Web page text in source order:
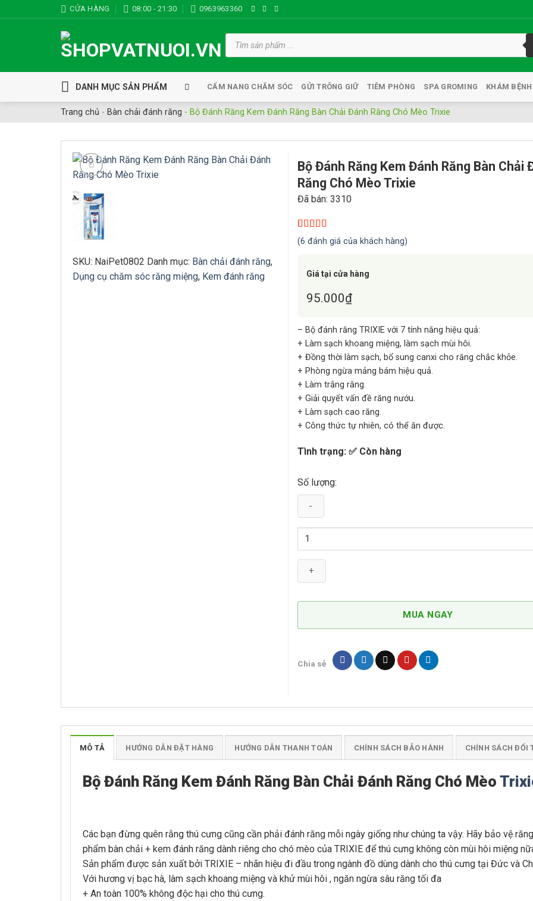
qua
CỬA HÀNG 08:00 - 21:30 0963963360
Tìm
kiếm
phẩm
DANH MỤC SẢN PHẨM CẨM NANG CHĂM SÓC GỬI TRÔNG GIỮ TIÊM PHÒNG SPA GROMING KHÁM BỆNH
Trang chủ - Bàn chải đánh răng - Bộ Đánh Răng Kem Đánh Răng Bàn Chải Đánh Răng Chó Mèo Trixie
SKU: NaiPet0802 Danh mục: Bàn chải đánh răng,
Dụng cụ chăm sóc răng miệng, Kem đánh răng
Bộ Đánh Răng Kem Đánh Răng Bàn Chải
Răng Chó Mèo Trixie
Đã bán: 3310
5.00trên 5
dựa trên
6
(6 đánh giá của khách hàng)
Giá tại cửa hàng
95.000₫
– Bộ đánh răng TRIXIE với 7 tính năng hiệu quả:
+ Làm sạch khoang miệng, làm sạch mùi hôi.
+ Đồng thời làm sạch, bổ sung canxi cho răng chắc khỏe.
+ Phòng ngừa mảng bám hiệu quả.
+ Làm trắng răng.
+ Giải quyết vấn đề răng nướu.
+ Làm sạch cao răng.
+ Công thức tự nhiên, có thể ăn được.
Tình trạng: ✅ Còn hàng
Số lượng:
Bộ
Răng
Kem
Răng
Chải
lượng
MUA NGAY
Chia sẻ
MÔ TẢ HƯỚNG DẪN ĐẶT HÀNG HƯỚNG DẪN THANH TOÁN CHÍNH SÁCH BẢO HÀNH CHÍNH SÁCH ĐỔI
Bộ Đánh Răng Kem Đánh Răng Bàn Chải Đánh Răng Chó Mèo
Các bạn đừng quên rằng thú cưng cũng cần phải đánh răng mỗi ngày giống như chúng ta vậy. Hãy bảo vệ
phẩm bàn chải + kem đánh răng dành riêng cho chó mèo của TRIXIE để thú cưng không còn mùi hôi miệng
Sản phẩm được sản xuất bởi TRIXIE – nhãn hiệu đi đầu trong ngành đồ dùng dành cho thú cưng tại Đức và
Với hương vị bạc hà, làm sạch khoang miệng và khử mùi hôi , ngăn ngừa sâu răng tối đa
+ An toàn 100% không độc hại cho thú cưng.